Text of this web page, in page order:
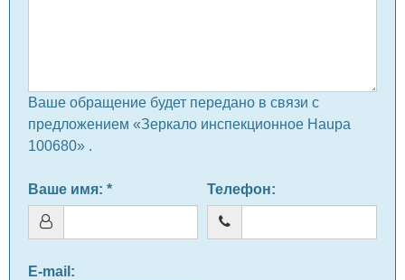
Ваше обращение будет передано в связи с
предложением «Зеркало инспекционное Haupa
100680» .
Ваше имя: * Телефон:
E-mail :